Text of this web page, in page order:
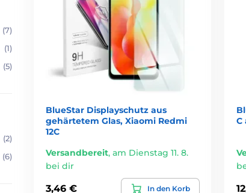
(7)
(1)
(5)
(2)
(6)
BlueStar Displayschutz aus
gehärtetem Glas, Xiaomi Redmi
12C
Versandbereit, am Dienstag 11. 8.
bei dir
3,46 € In den Korb
C